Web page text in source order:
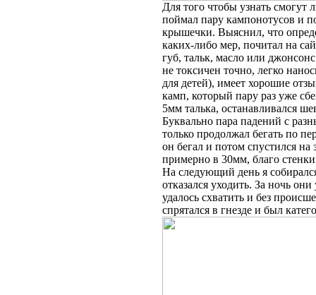
Для того чтобы узнать смогут
поймал пару кампонотусов и
крышечки. Выяснил, что
каких-либо мер, почитал на
губ, тальк, масло или
не токсичен точно, легко
для детей), имеет хорошие
камп, который пару раз уже
5мм талька, останавливался
Буквально пара падений с
только продолжал бегать по
он бегал и потом спустился
примерно в 30мм, благо
На следующий день я
отказался уходить. За ночь
удалось схватить и без
спрятался в гнезде и был